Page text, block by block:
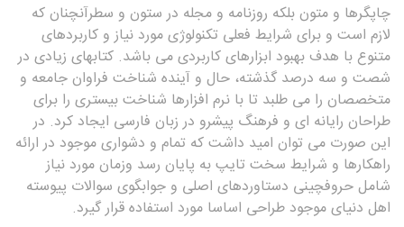
چاپگرها و متون بلکه روزنامه و مجله در ستون و سطرآنچنان که
لازم است و برای شرایط فعلی تکنولوژی مورد نیاز و کاربردهای
متنوع با هدف بهبود ابزارهای کاربردی می باشد. کتابهای زیادی در
شصت و سه درصد گذشته، حال و آینده شناخت فراوان جامعه و
متخصصان را می طلبد تا با نرم افزارها شناخت بیستری را برای
طراحان رایانه ای و فرهنگ پیشرو در زبان فارسی ایجاد کرد. در
این صورت می توان امید داشت که تمام و دشواری موجود در ارائه
راهکارها و شرایط سخت تایپ به پایان رسد وزمان مورد نیاز
شامل حروفچینی دستاوردهای اصلی و جوابگوی سوالات پیوسته
اهل دنیای موجود طراحی اساسا مورد استفاده قرار گیرد.